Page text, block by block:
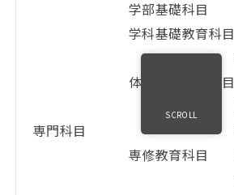
専門科目
学部基礎科目
学科基礎教育科目
体育専門教育科目
専修教育科目
SCROLL